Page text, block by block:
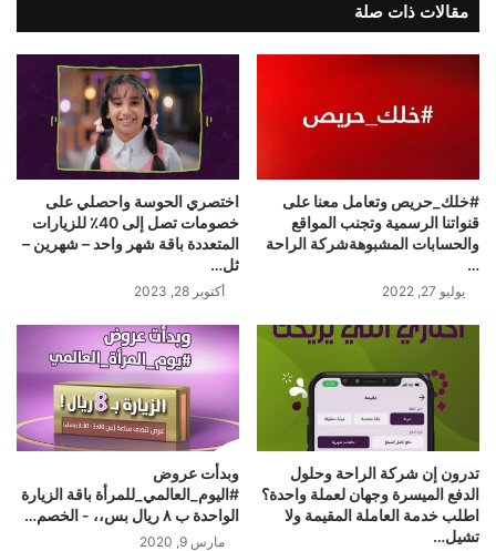
مقالات ذات صلة
#خلك_حريص‬⁩ وتعامل معنا على
قنواتنا الرسمية وتجنب المواقع
والحسابات المشبوهة‏⁧‫شركة الراحة‬⁩
‏…
يوليو 27, 2022
اختصري الحوسة واحصلي على
خصومات تصل إلى 40٪؜ للزيارات
المتعددة باقة شهر واحد – شهرين –
ثل…
أكتوبر 28, 2023
تدرون إن شركة الراحة وحلول
الدفع الميسرة وجهان لعملة واحدة؟
اطلب خدمة العاملة المقيمة ولا
تشيل…
‏وبدأت عروض
⁧‫#اليوم_العالمي_للمرأة‬⁩ ‏باقة الزيارة
الواحدة ب ٨ ريال بس،،‍ ‏- الخصم…
مارس 9, 2020